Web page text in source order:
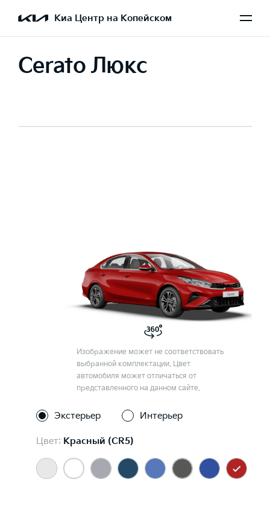
Киа Центр на Копейском
Cerato Люкс
Изображение может не соответствовать
выбранной комплектации. Цвет
автомобиля может отличаться от
представленного на данном сайте.
Экстерьер Интерьер
Цвет: Красный (CR5)